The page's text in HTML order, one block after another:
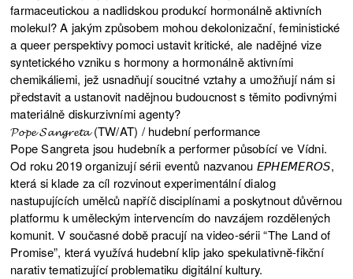
farmaceutickou a nadlidskou produkcí hormonálně aktivních
molekul? A jakým způsobem mohou dekolonizační, feministické
a queer perspektivy pomoci ustavit kritické, ale nadějné vize
syntetického vzniku s hormony a hormonálně aktivními
chemikáliemi, jež usnadňují soucitné vztahy a umožňují nám si
představit a ustanovit nadějnou budoucnost s těmito podivnými
materiálně diskurzivními agenty?
𝓟𝓸𝓹𝓮 𝓢𝓪𝓷𝓰𝓻𝓮𝓽𝓪 (TW/AT) / hudební performance
Pope Sangreta jsou hudebník a performer působící ve Vídni.
Od roku 2019 organizují sérii eventů nazvanou 𝘌𝘗𝘏𝘌𝘔𝘌𝘙𝘖𝘚,
která si klade za cíl rozvinout experimentální dialog
nastupujících umělců napříč disciplínami a poskytnout důvěrnou
platformu k uměleckým intervencím do navzájem rozdělených
komunit. V současné době pracují na video-sérii “The Land of
Promise”, která využívá hudební klip jako spekulativně-fikční
narativ tematizující problematiku digitální kultury.